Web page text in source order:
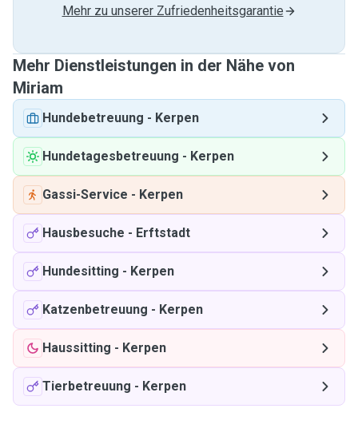
Mehr zu unserer Zufriedenheitsgarantie
Mehr Dienstleistungen in der Nähe von
Miriam
Hundebetreuung - Kerpen
Hundetagesbetreuung - Kerpen
Gassi-Service - Kerpen
Hausbesuche - Erftstadt
Hundesitting - Kerpen
Katzenbetreuung - Kerpen
Haussitting - Kerpen
Tierbetreuung - Kerpen